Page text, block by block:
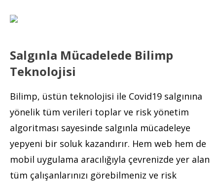
Salgınla Mücadelede Bilimp
Teknolojisi
Bilimp, üstün teknolojisi ile Covid19 salgınına
yönelik tüm verileri toplar ve risk yönetim
algoritması sayesinde salgınla mücadeleye
yepyeni bir soluk kazandırır. Hem web hem de
mobil uygulama aracılığıyla çevrenizde yer alan
tüm çalışanlarınızı görebilmeniz ve risk